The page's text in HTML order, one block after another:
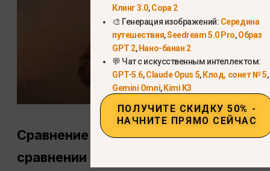
Сравнение характеристик: Sora в
сравнении с современными
Клинг 3.0,Сора 2
🎨 Генерация изображений: Середина
путешествия,Seedream 5.0 Pro,Образ
GPT 2,Нано-банан 2
💬 Чат с искусственным интеллектом:
GPT-5.6,Claude Opus 5,Клод, сонет № 5,
Gemini Omni,Kimi K3
ПОЛУЧИТЕ СКИДКУ 50% -
НАЧНИТЕ ПРЯМО СЕЙЧАС